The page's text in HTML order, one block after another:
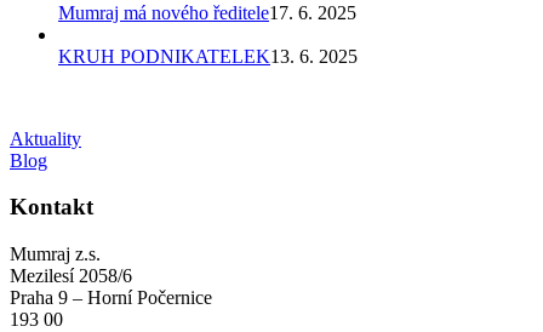
Mumraj má nového ředitele17. 6. 2025
KRUH PODNIKATELEK13. 6. 2025
Aktuality
Blog
Kontakt
Mumraj z.s.
Mezilesí 2058/6
Praha 9 – Horní Počernice
193 00